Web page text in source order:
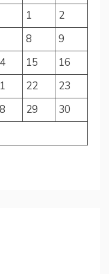
1
2
8
9
15
16
22
23
29
30